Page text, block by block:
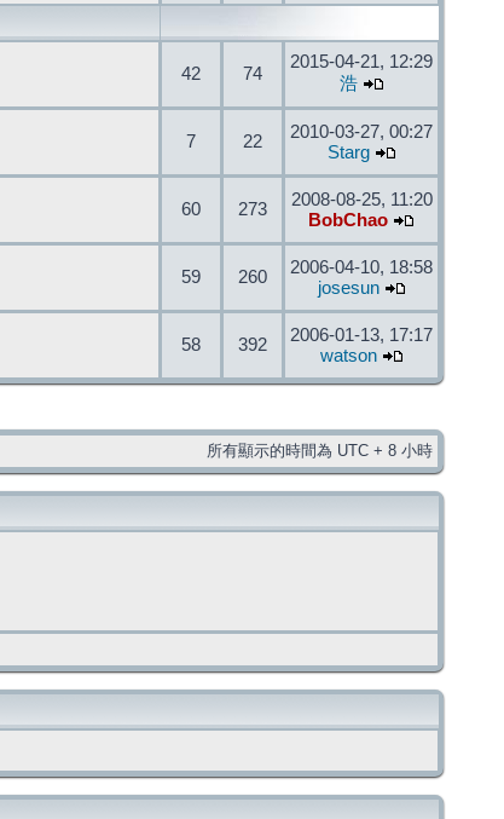
42 74
2015-04-21, 12:29
浩
7 22
2010-03-27, 00:27
Starg
60 273
2008-08-25, 11:20
BobChao
59 260
2006-04-10, 18:58
josesun
58 392
2006-01-13, 17:17
watson
所有顯示的時間為 UTC + 8 小時